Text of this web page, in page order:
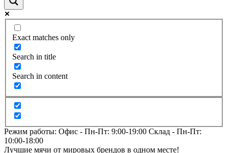
Exact matches only
Search in title
Search in content
Режим работы: Офис - Пн-Пт: 9:00-19:00 Склад - Пн-Пт:
10:00-18:00
Лучшие мячи от мировых брендов в одном месте!